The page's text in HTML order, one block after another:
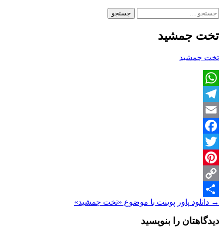
جستجو
برای:
تخت جمشید
تخت جمشید
WhatsApp
Telegram
Email
Facebook
Twitter
Pinterest
Copy
Link
Share
ناوبری
نوشته
→ دانلود پاور پوینت با موضوع «تخت جمشید»
دیدگاهتان را بنویسید